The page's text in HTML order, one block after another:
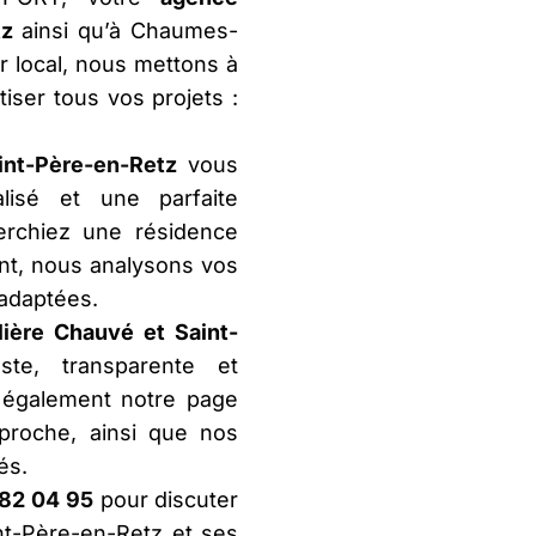
ainsi qu’à Chaumes-
local, nous mettons à
tous vos projets :
Père-en-Retz vous
et une parfaite
une résidence
nous analysons vos
Chauvé et Saint-
transparente et
notre page
ainsi que nos
04 95pour discuter